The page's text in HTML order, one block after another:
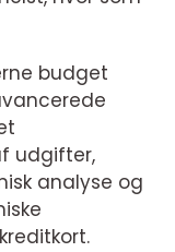
budget
udgifter,
analyse og